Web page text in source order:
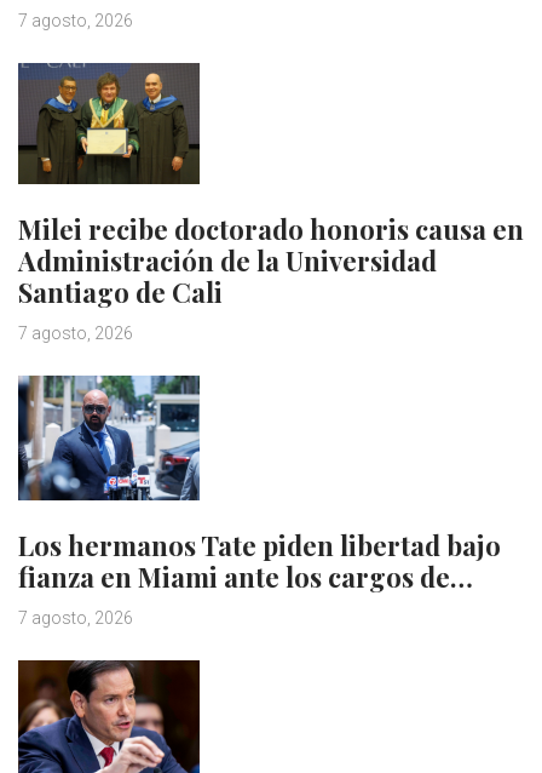
7 agosto, 2026
Milei recibe doctorado honoris causa en
Administración de la Universidad
Santiago de Cali
7 agosto, 2026
Los hermanos Tate piden libertad bajo
fianza en Miami ante los cargos de…
7 agosto, 2026